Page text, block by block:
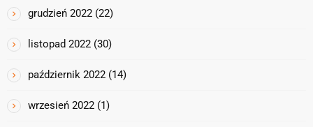
grudzień 2022 (22)
listopad 2022 (30)
październik 2022 (14)
wrzesień 2022 (1)